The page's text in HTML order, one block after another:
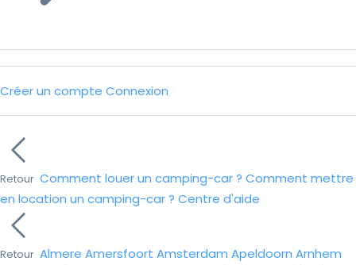
Créer un compte Connexion
Retour Comment louer un camping-car ? Comment mettre
en location un camping-car ? Centre d'aide
Retour Almere Amersfoort Amsterdam Apeldoorn Arnhem